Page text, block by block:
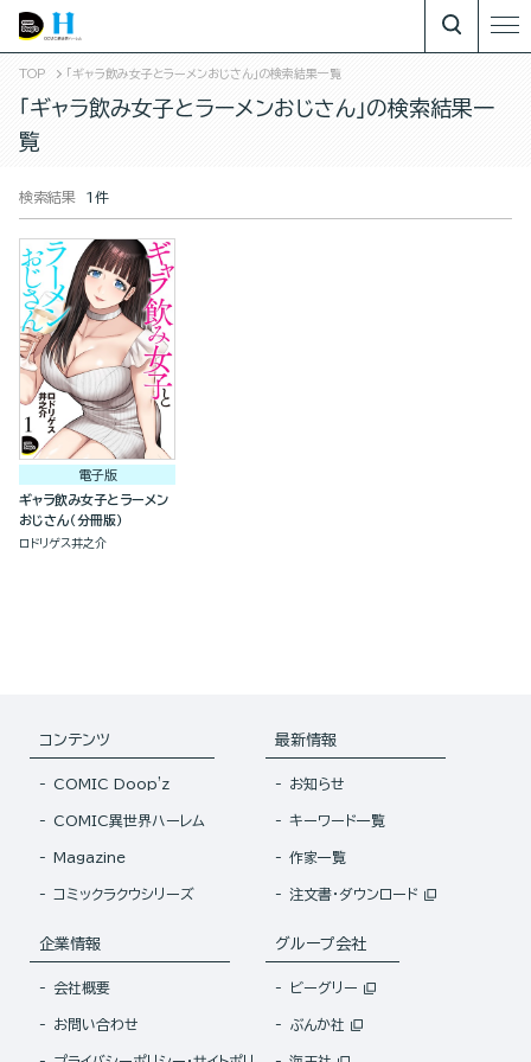
TOP 「ギャラ飲み女子とラーメンおじさん」の検索結果一覧
「ギャラ飲み女子とラーメンおじさん」の検索結果一
覧
検索結果 1件
電子版
ギャラ飲み女子とラーメン
おじさん（分冊版）
ロドリゲス井之介
コンテンツ
COMIC Doop'z
COMIC異世界ハーレム
Magazine
コミックラクウシリーズ
最新情報
お知らせ
キーワード一覧
作家一覧
注文書・ダウンロード
企業情報
会社概要
お問い合わせ
グループ会社
ビーグリー
ぶんか社